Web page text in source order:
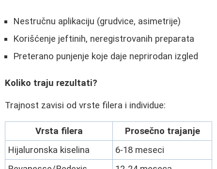
Nestručnu aplikaciju (grudvice, asimetrije)
Korišćenje jeftinih, neregistrovanih preparata
Preterano punjenje koje daje neprirodan izgled
Koliko traju rezultati?
Trajnost zavisi od vrste filera i individue:
Vrsta filera
Prosečno trajanje
Hijaluronska kiselina
6-18 meseci